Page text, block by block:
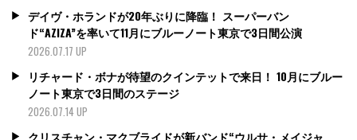
デイヴ・ホランドが20年ぶりに降臨！ スーパーバン
ド“AZIZA”を率いて11月にブルーノート東京で3日間公演
2026.07.17 UP
リチャード・ボナが待望のクインテットで来日！ 10月にブルー
ノート東京で3日間のステージ
2026.07.14 UP